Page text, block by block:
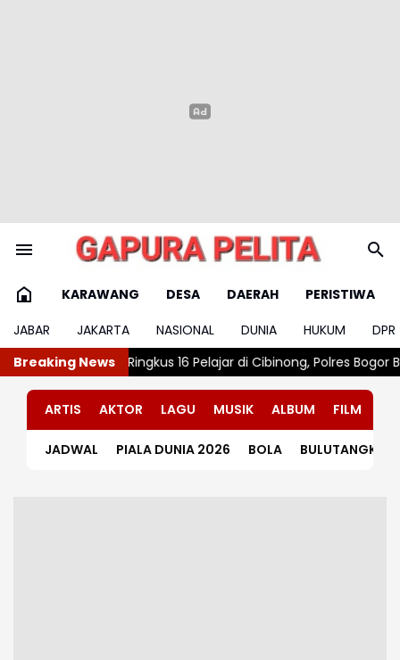
KARAWANG DESA DAERAH
PERISTIWA
JABAR
JAKARTA NASIONAL DUNIA HUKUM
DPR
Breaking News
Pelajar di Cibinong, Polres Bogor Berhasil Gagalkan Aksi
ARTIS AKTOR LAGU MUSIK ALBUM FILM
JADWAL PIALA DUNIA 2026 BOLA BULUTANGKIS